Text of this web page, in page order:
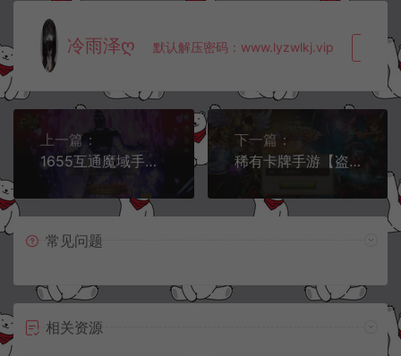
冷雨泽ღ 默认解压密码：www.lyzwlkj.vip 复
上一篇：
1655互通魔域手游【虚空塔】5月最新整理Win半手工服务端+本地验证+GM工具+安卓+详细搭建教程+视频教程
下一篇：
稀有卡牌手游【盗梦英雄】5月最新整理Win一键服务端+GM授权后台+GM工具+安卓苹果双端+详细搭建教程+视频教程
常见问题
相关资源